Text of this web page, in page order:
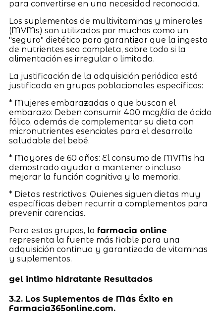
para convertirse en una necesidad reconocida.
Los suplementos de multivitaminas y minerales
(MVMs) son utilizados por muchos como un
"seguro" dietético para garantizar que la ingesta
de nutrientes sea completa, sobre todo si la
alimentación es irregular o limitada.
La justificación de la adquisición periódica está
justificada en grupos poblacionales específicos:
* Mujeres embarazadas o que buscan el
embarazo: Deben consumir 400 mcg/día de ácido
fólico, además de complementar su dieta con
micronutrientes esenciales para el desarrollo
saludable del bebé.
* Mayores de 60 años: El consumo de MVMs ha
demostrado ayudar a mantener o incluso
mejorar la función cognitiva y la memoria.
* Dietas restrictivas: Quienes siguen dietas muy
específicas deben recurrir a complementos para
prevenir carencias.
Para estos grupos, la farmacia online
representa la fuente más fiable para una
adquisición continua y garantizada de vitaminas
y suplementos.
gel intimo hidratante Resultados
3.2. Los Suplementos de Más Éxito en
Farmacia365online.com.